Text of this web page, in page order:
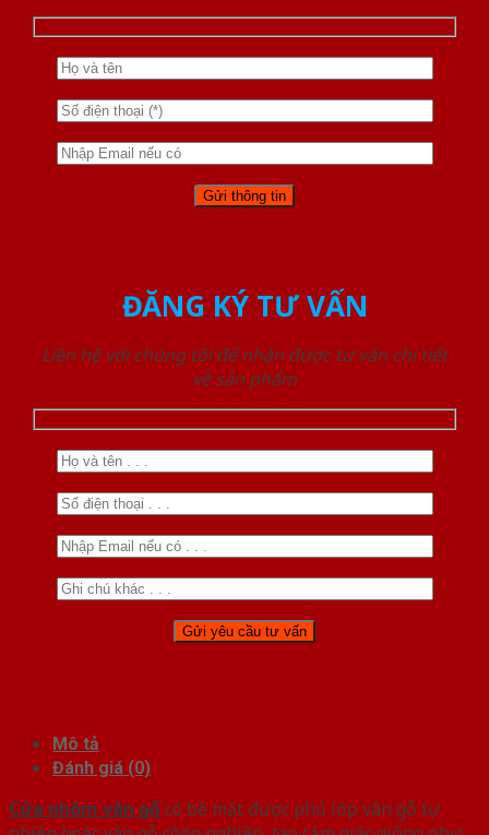
ĐĂNG KÝ TƯ VẤN
Liên hệ với chúng tôi để nhận được tư vấn chi tiết
về sản phẩm
Mô tả
Đánh giá (0)
Cửa nhôm vân gỗcó bề mặt được phủ lớp vân gỗ tự